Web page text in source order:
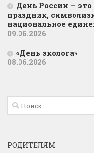
День России —
праздник,
национальное
09.06.2026
«День эколога»
08.06.2026
Найти:
РОДИТЕЛЯМ